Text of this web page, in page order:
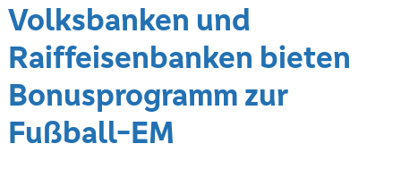
Volksbanken und
Raiffeisenbanken bieten
Bonusprogramm zur
Fußball-EM